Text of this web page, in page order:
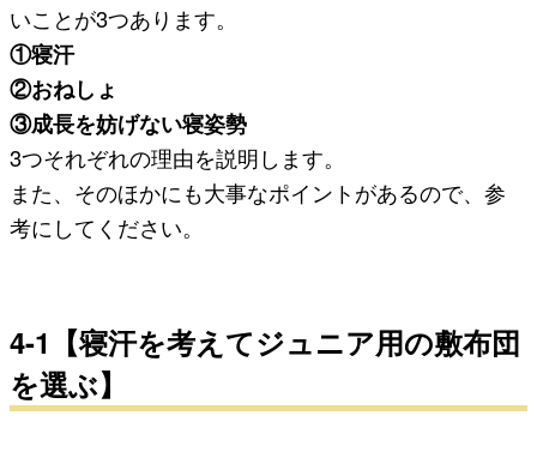
いことが3つあります。
①寝汗
②おねしょ
③成長を妨げない寝姿勢
3つそれぞれの理由を説明します。
また、そのほかにも大事なポイントがあるので、参
考にしてください。
4-1【寝汗を考えてジュニア用の敷布団
を選ぶ】